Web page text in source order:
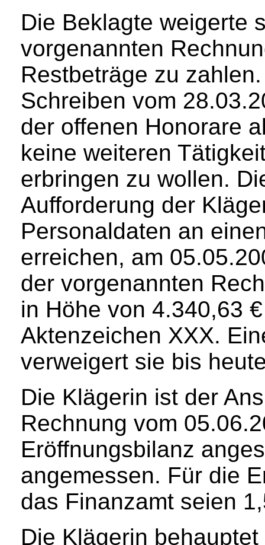
Die Beklagte weigerte
vorgenannten
Restbeträge zu
Schreiben vom
der offenen Honorare
keine weiteren
erbringen zu wollen.
Aufforderung der
Personaldaten an
erreichen, am
der vorgenannten
in Höhe von 4.340,63
Aktenzeichen XXX.
verweigert sie bis
Die Klägerin ist der
Rechnung vom
Eröffnungsbilanz
angemessen. Für die
das Finanzamt seien
Die Klägerin